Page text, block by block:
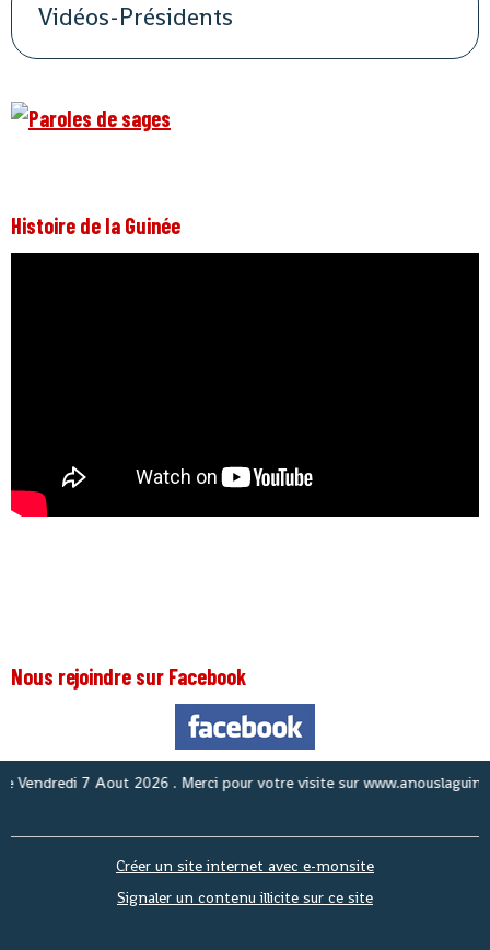
Vidéos-Présidents
Histoire de la Guinée
Nous rejoindre sur Facebook
Créer un site internet avec e-monsite
Signaler un contenu illicite sur ce site